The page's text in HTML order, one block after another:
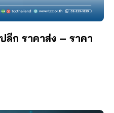
ลีก ราคาส่ง – ราคา